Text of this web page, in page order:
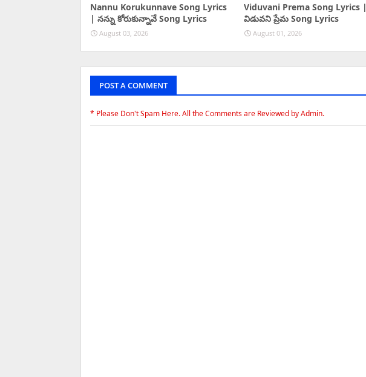
Nannu Korukunnave Song Lyrics
| నన్ను కోరుకున్నావే Song Lyrics
August 03, 2026
Viduvani Prema Song Lyrics |
విడువని ప్రేమ Song Lyrics
August 01, 2026
POST A COMMENT
* Please Don't Spam Here. All the Comments are Reviewed by Admin.